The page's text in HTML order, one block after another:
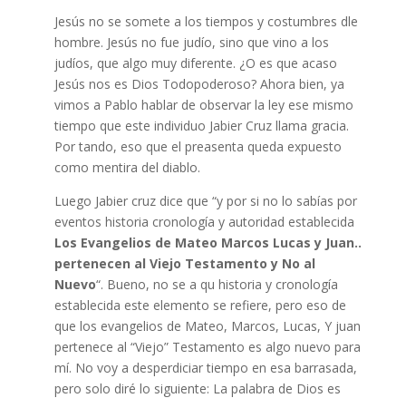
Jesús no se somete a los tiempos y costumbres dle
hombre. Jesús no fue judío, sino que vino a los
judíos, que algo muy diferente. ¿O es que acaso
Jesús nos es Dios Todopoderoso? Ahora bien, ya
vimos a Pablo hablar de observar la ley ese mismo
tiempo que este individuo Jabier Cruz llama gracia.
Por tando, eso que el preasenta queda expuesto
como mentira del diablo.
Luego Jabier cruz dice que “y por si no lo sabías por
eventos historia cronología y autoridad establecida
Los Evangelios de Mateo Marcos Lucas y Juan..
pertenecen al Viejo Testamento y No al
Nuevo“. Bueno, no se a qu historia y cronología
establecida este elemento se refiere, pero eso de
que los evangelios de Mateo, Marcos, Lucas, Y juan
pertenece al “Viejo” Testamento es algo nuevo para
mí. No voy a desperdiciar tiempo en esa barrasada,
pero solo diré lo siguiente: La palabra de Dios es